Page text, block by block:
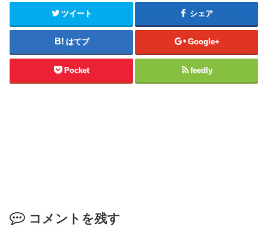
ツイート シェア
はてブ Google+
Pocket feedly
コメントを残す